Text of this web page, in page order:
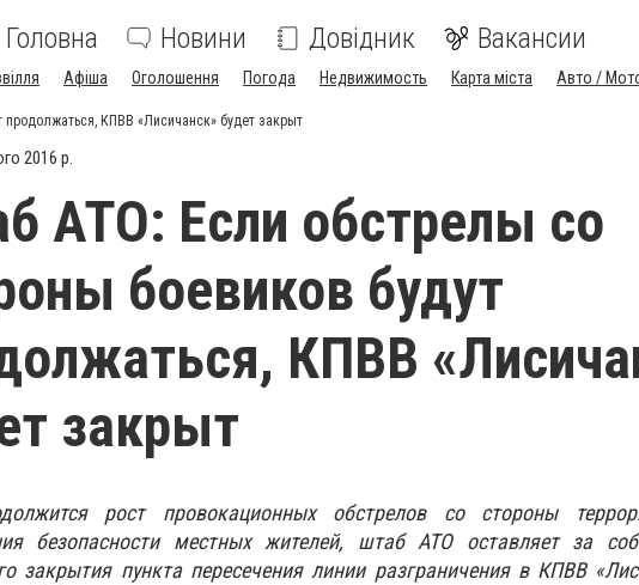
Головна Новини Довідник Вакансии
Афіша Оголошення Погода Недвижимость Карта міста Авто /
КПВВ «Лисичанск» будет закрыт
2016 р.
АТО: Если обстрелы со
боевиков будут
КПВВ
закрыт
рост провокационных обстрелов со стороны
безопасности местных жителей, штаб АТО оставляет за
закрытия пункта пересечения линии разграничения в КПВВ